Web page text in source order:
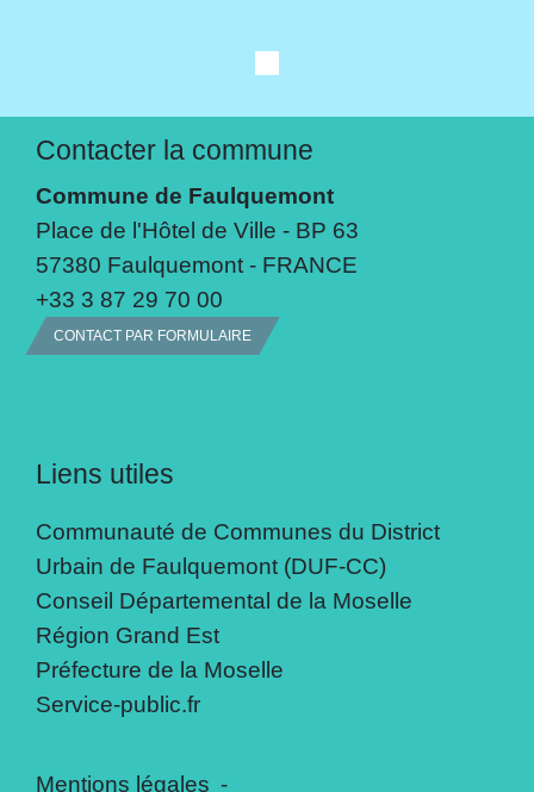
Contacter la commune
Commune de Faulquemont
Place de l'Hôtel de Ville - BP 63
57380 Faulquemont - FRANCE
+33 3 87 29 70 00
CONTACT PAR FORMULAIRE
Liens utiles
Communauté de Communes du District
Urbain de Faulquemont (DUF-CC)
Conseil Départemental de la Moselle
Région Grand Est
Préfecture de la Moselle
Service-public.fr
Mentions légales -